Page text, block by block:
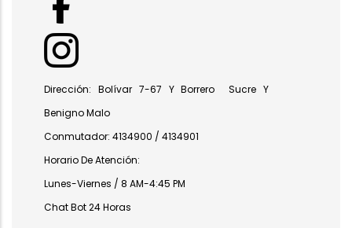
Dirección: Bolívar 7-67 Y Borrero Sucre Y
Benigno Malo
Conmutador: 4134900 / 4134901
Horario De Atención:
Lunes-Viernes / 8 AM-4:45 PM
Chat Bot 24 Horas